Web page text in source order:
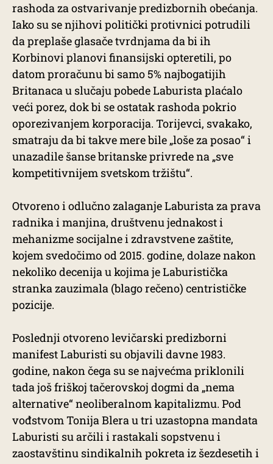
rashoda za ostvarivanje predizbornih obećanja.
Iako su se njihovi politički protivnici potrudili
da preplaše glasače tvrdnjama da bi ih
Korbinovi planovi finansijski opteretili, po
datom proračunu bi samo 5% najbogatijih
Britanaca u slučaju pobede Laburista plaćalo
veći porez, dok bi se ostatak rashoda pokrio
oporezivanjem korporacija. Torijevci, svakako,
smatraju da bi takve mere bile „loše za posao“ i
unazadile šanse britanske privrede na „sve
kompetitivnijem svetskom tržištu“.
Otvoreno i odlučno zalaganje Laburista za prava
radnika i manjina, društvenu jednakost i
mehanizme socijalne i zdravstvene zaštite,
kojem svedočimo od 2015. godine, dolaze nakon
nekoliko decenija u kojima je Laburistička
stranka zauzimala (blago rečeno) centrističke
pozicije.
Poslednji otvoreno levičarski predizborni
manifest Laburisti su objavili davne 1983.
godine, nakon čega su se najvećma priklonili
tada još friškoj tačerovskoj dogmi da „nema
alternative“ neoliberalnom kapitalizmu. Pod
vođstvom Tonija Blera u tri uzastopna mandata
Laburisti su arčili i rastakali sopstvenu i
zaostavštinu sindikalnih pokreta iz šezdesetih i